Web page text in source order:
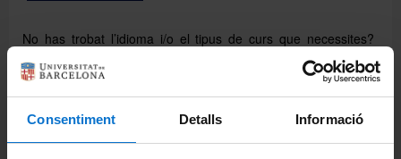
Consentiment Detalls Informació
No has trobat l’idioma i/o el tipus de curs que necessites?
i farem tot el
possible per a oferir-te’l.